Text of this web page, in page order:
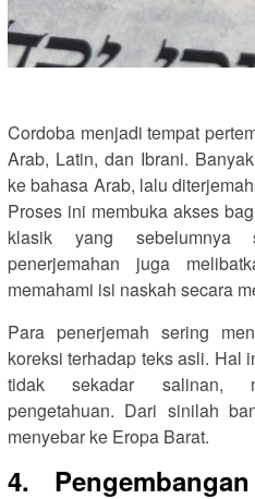
Cordoba menjadi tempat
Arab, Latin, dan Ibrani.
ke bahasa Arab, lalu
Proses ini membuka akses
klasik yang sebelumnya
penerjemahan juga
memahami isi naskah secara
Para penerjemah sering
koreksi terhadap teks asli. Hal
tidak sekadar salinan,
pengetahuan. Dari sinilah
menyebar ke Eropa Barat.
4.